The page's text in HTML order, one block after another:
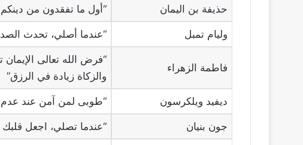
حذيفة بن اليمان “أول ما تفقدون من
وليام تمبل “عندما أصلي، تحدث
فاطمة الزهراء
“فرض الله تعالى الإيمان
والزكاة زيادة في الرزق”
ديفيد ويلكرسون “طوبى لمن آمن عند عدم
جون بنيان “عندما تصلي، اجعل قلبك